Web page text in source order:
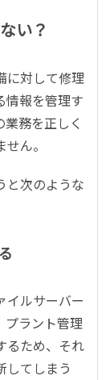
い？
に対して修理
情報を管理す
務を正しく
ん。
と次のような
イルサーバー
プラント管理
るため、それ
してしまう